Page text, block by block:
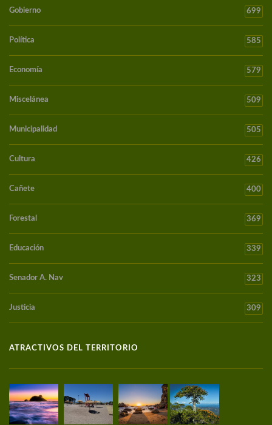
Gobierno 699
Política 585
Economía 579
Miscelánea 509
Municipalidad 505
Cultura 426
Cañete 400
Forestal 369
Educación 339
Senador A. Nav 323
Justicia 309
ATRACTIVOS DEL TERRITORIO